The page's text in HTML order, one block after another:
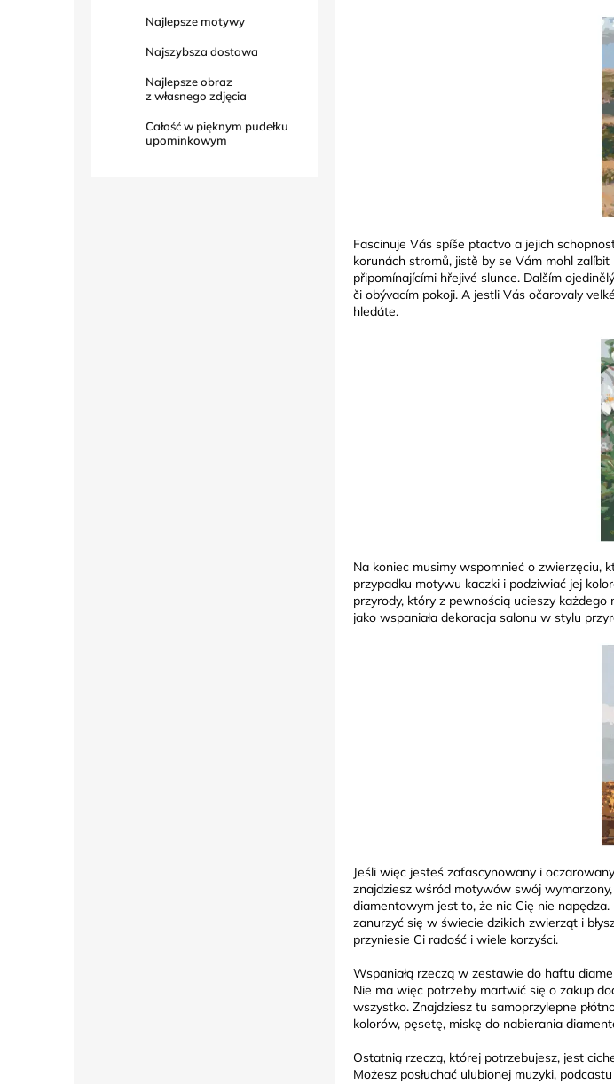
Najlepsze motywy
Najszybsza dostawa
Najlepsze obraz
z własnego zdjęcia
Całość w pięknym pudełku
upominkowym
Fascinuje Vás spíše ptactvo a jejich
korunách stromů, jistě by se Vám mohl
připomínajícími hřejivé slunce. Dalším
či obývacím pokoji. A jestli Vás očarovaly
hledáte.
Na koniec musimy wspomnieć o zwierzęciu,
przypadku motywu kaczki i podziwiać jej
przyrody, który z pewnością ucieszy każdego
jako wspaniała dekoracja salonu w stylu
Jeśli więc jesteś zafascynowany i
znajdziesz wśród motywów swój
diamentowym jest to, że nic Cię nie
zanurzyć się w świecie dzikich zwierząt i
przyniesie Ci radość i wiele korzyści.
Wspaniałą rzeczą w zestawie do haftu
Nie ma więc potrzeby martwić się o zakup
wszystko. Znajdziesz tu samoprzylepne
kolorów, pęsetę, miskę do nabierania
Ostatnią rzeczą, której potrzebujesz, jest
Możesz posłuchać ulubionej muzyki,